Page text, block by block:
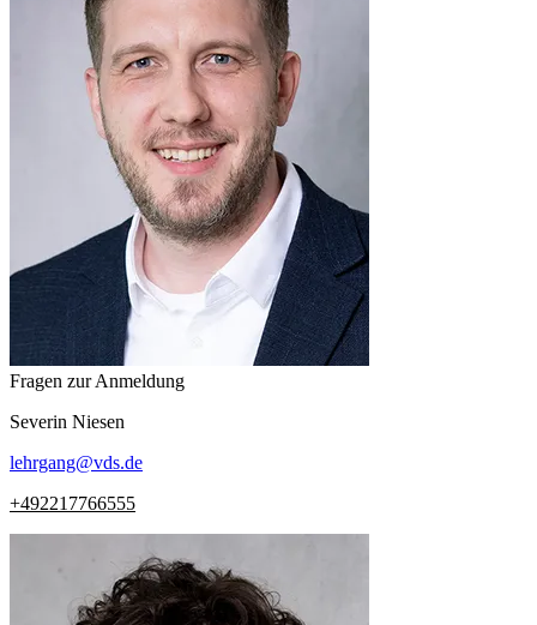
Fragen zur Anmeldung
Severin Niesen
lehrgang@vds.de
+492217766555